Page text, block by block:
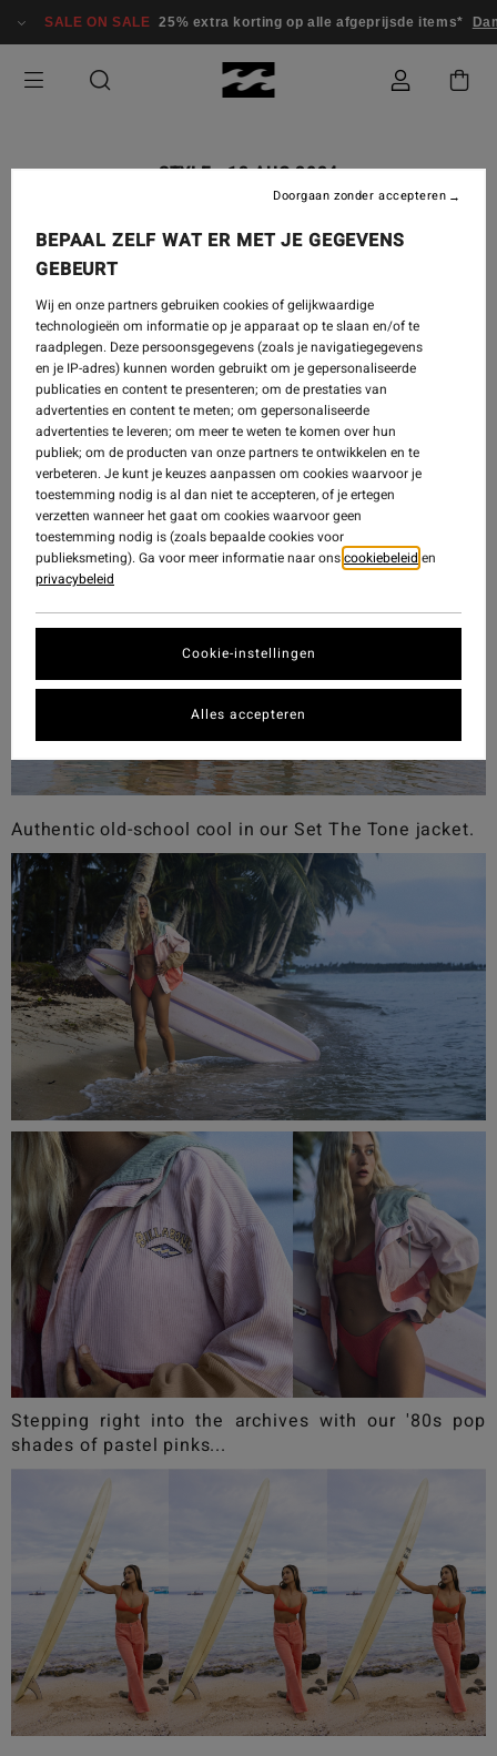
SALE ON SALE 25% extra korting op alle afgeprijsde items* Dames
STYLE- 12 AUG 2024
LOOKBOOK | NEW SINCE 73
COLLECTION
For the girls who wish they were back there, another
epic retro revival from our heritage days, an all-new
Since 73 collection.
ShopSince 73 Collection.
Authentic old-school cool in our Set The Tone jacket.
Stepping right into the archives with our '80s pop
shades of pastel pinks...
BEPAAL ZELF WAT ER MET JE GEGEVENS
GEBEURT
Wij en onze partners gebruiken cookies of gelijkwaardige
technologieën om informatie op je apparaat op te slaan en/of te
raadplegen. Deze persoonsgegevens (zoals je navigatiegegevens
en je IP-adres) kunnen worden gebruikt om je gepersonaliseerde
publicaties en content te presenteren; om de prestaties van
advertenties en content te meten; om gepersonaliseerde
advertenties te leveren; om meer te weten te komen over hun
publiek; om de producten van onze partners te ontwikkelen en te
verbeteren. Je kunt je keuzes aanpassen om cookies waarvoor je
toestemming nodig is al dan niet te accepteren, of je ertegen
verzetten wanneer het gaat om cookies waarvoor geen
toestemming nodig is (zoals bepaalde cookies voor
publieksmeting). Ga voor meer informatie naar onscookiebeleid en
privacybeleid
Cookie-instellingen
Doorgaan zonder accepteren
Alles accepteren